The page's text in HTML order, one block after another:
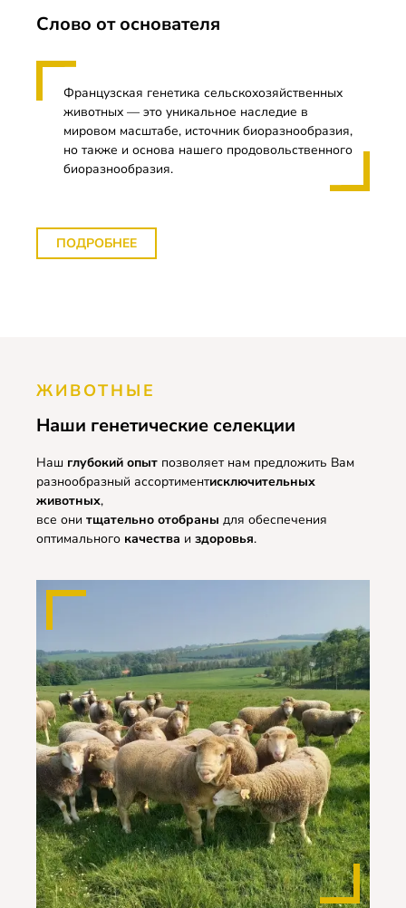
Слово от основателя
Французская генетика сельскохозяйственных
животных — это уникальное наследие в
мировом масштабе, источник биоразнообразия,
но также и основа нашего продовольственного
биоразнообразия.
ПОДРОБНЕЕ
ЖИВОТНЫЕ
Наши генетические селекции
Наш глубокий опыт позволяет нам предложить Вам
разнообразный ассортиментисключительных
животных,
все они тщательно отобраны для обеспечения
оптимального качества и здоровья.